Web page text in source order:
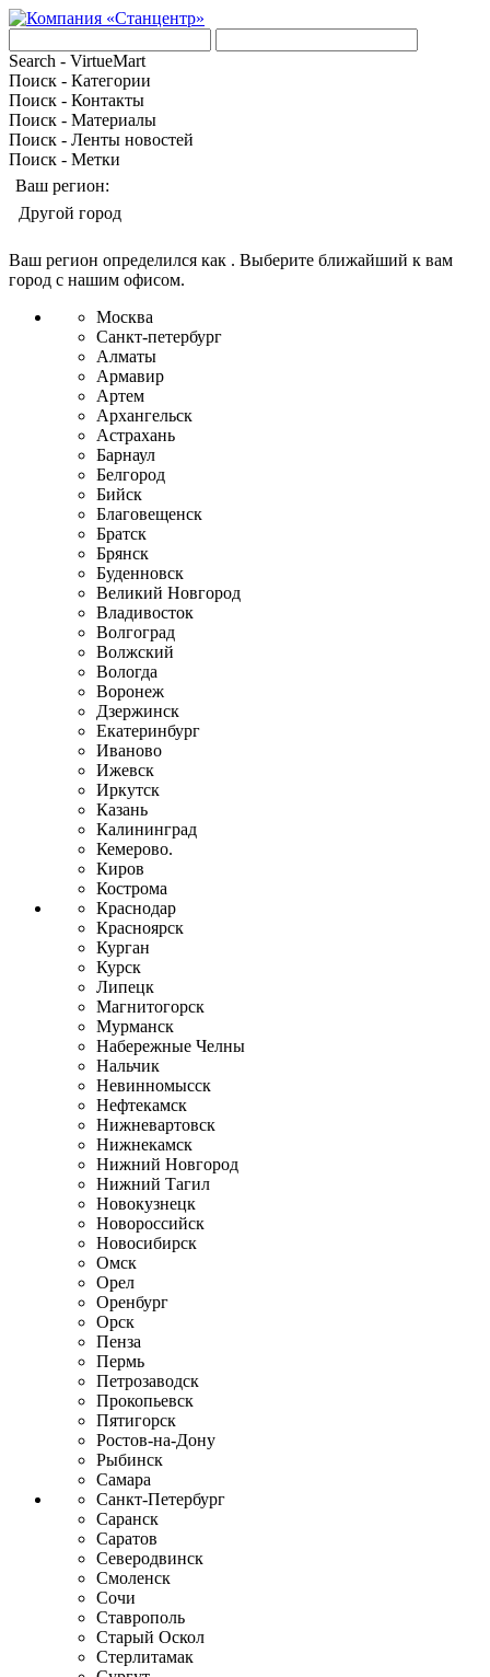
Search - VirtueMart
Поиск - Категории
Поиск - Контакты
Поиск - Материалы
Поиск - Ленты новостей
Поиск - Метки
Ваш регион:
Другой город
Ваш регион определился как . Выберите ближайший к вам
город с нашим офисом.
Москва
Санкт-петербург
Алматы
Армавир
Артем
Архангельск
Астрахань
Барнаул
Белгород
Бийск
Благовещенск
Братск
Брянск
Буденновск
Великий Новгород
Владивосток
Волгоград
Волжский
Вологда
Воронеж
Дзержинск
Екатеринбург
Иваново
Ижевск
Иркутск
Казань
Калининград
Кемерово.
Киров
Кострома
Краснодар
Красноярск
Курган
Курск
Липецк
Магнитогорск
Мурманск
Набережные Челны
Нальчик
Невинномысск
Нефтекамск
Нижневартовск
Нижнекамск
Нижний Новгород
Нижний Тагил
Новокузнецк
Новороссийск
Новосибирск
Омск
Орел
Оренбург
Орск
Пенза
Пермь
Петрозаводск
Прокопьевск
Пятигорск
Ростов-на-Дону
Рыбинск
Самара
Санкт-Петербург
Саранск
Саратов
Северодвинск
Смоленск
Сочи
Ставрополь
Старый Оскол
Стерлитамак